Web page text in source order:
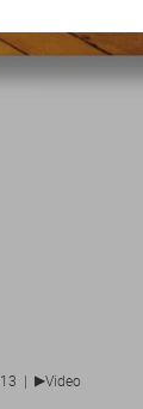
13 | ▶Video